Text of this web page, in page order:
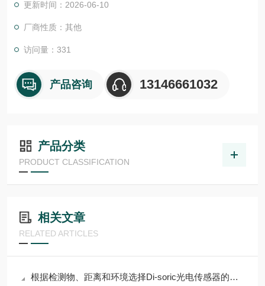
更新时间：2026-06-10
厂商性质：其他
访问量：331
产品咨询 13146661032
产品分类
PRODUCT CLASSIFICATION
相关文章
RELATED ARTICLES
根据检测物、距离和环境选择Di-soric光电传感器的指南